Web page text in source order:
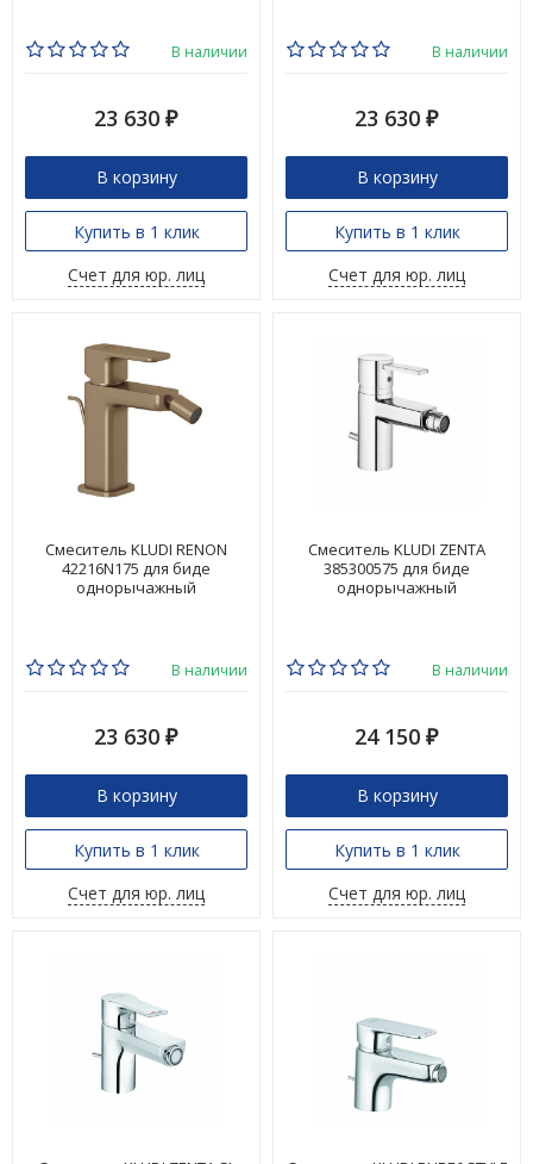
В наличии
23 630 ₽
В корзину
Купить в 1 клик
Счет для юр. лиц
В наличии
23 630 ₽
В корзину
Купить в 1 клик
Счет для юр. лиц
Смеситель KLUDI RENON
42216N175 для биде
однорычажный
В наличии
23 630 ₽
В корзину
Купить в 1 клик
Счет для юр. лиц
Смеситель KLUDI ZENTA
385300575 для биде
однорычажный
В наличии
24 150 ₽
В корзину
Купить в 1 клик
Счет для юр. лиц